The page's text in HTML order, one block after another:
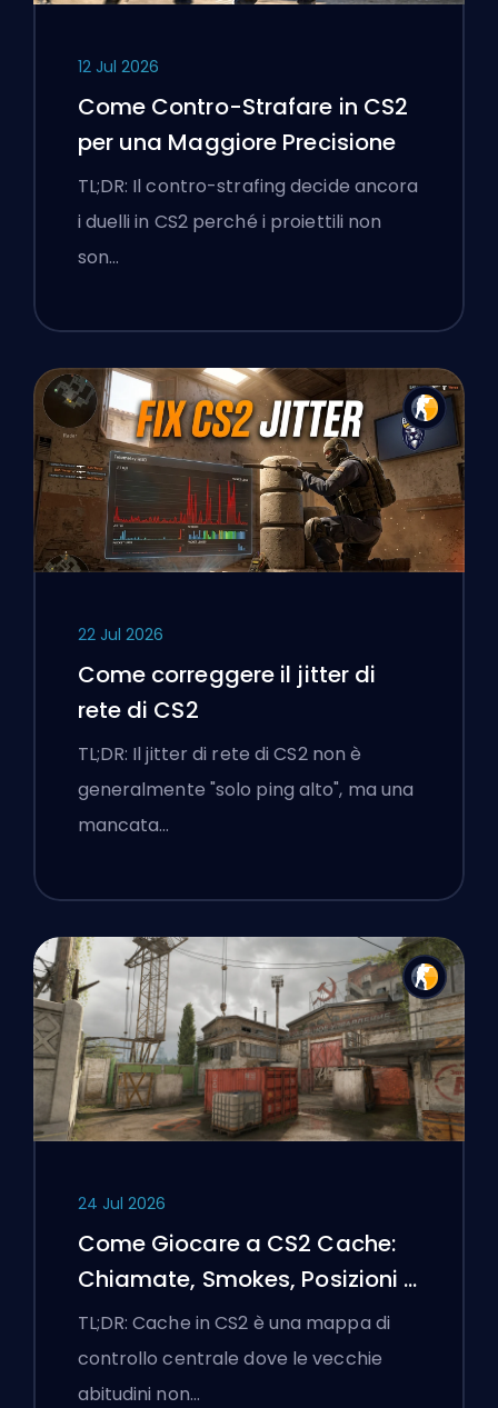
12 Jul 2026
Come Contro-Strafare in CS2
per una Maggiore Precisione
TL;DR: Il contro-strafing decide ancora
i duelli in CS2 perché i proiettili non
son…
22 Jul 2026
Come correggere il jitter di
rete di CS2
TL;DR: Il jitter di rete di CS2 non è
generalmente "solo ping alto", ma una
mancata…
24 Jul 2026
Come Giocare a CS2 Cache:
Chiamate, Smokes, Posizioni e
Suggerimenti Premier
TL;DR: Cache in CS2 è una mappa di
controllo centrale dove le vecchie
abitudini non…